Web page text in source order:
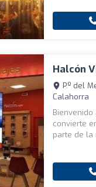
Halcón
P.º del
Calahorra
convierte
parte de la